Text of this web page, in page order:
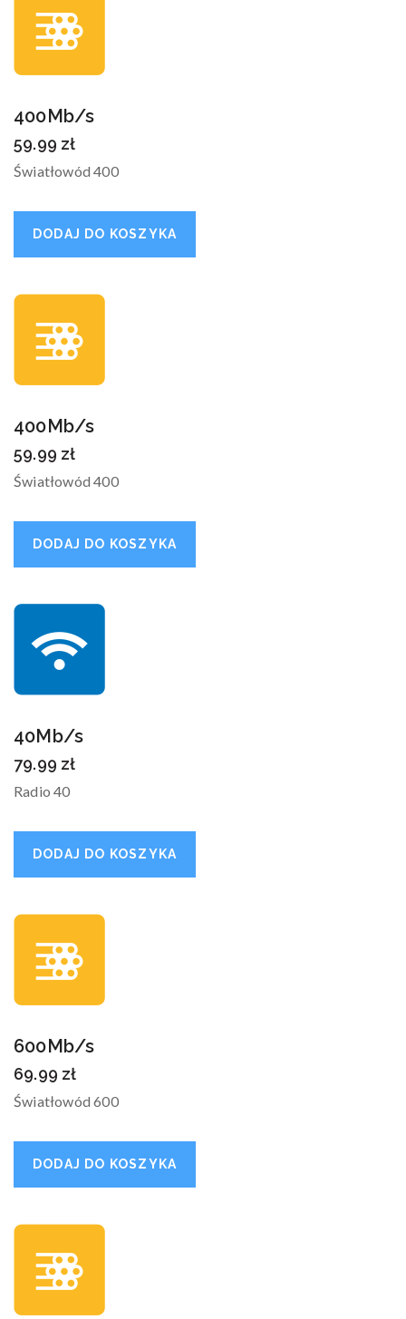
400Mb/s
59.99 zł
Światłowód 400
DODAJ DO KOSZYKA
400Mb/s
59.99 zł
Światłowód 400
DODAJ DO KOSZYKA
40Mb/s
79.99 zł
Radio 40
DODAJ DO KOSZYKA
600Mb/s
69.99 zł
Światłowód 600
DODAJ DO KOSZYKA